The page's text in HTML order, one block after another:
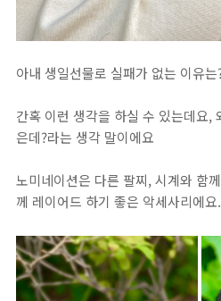
아내 생일선물로 실패가 없는 이유는
간혹 이런 생각을 하실 수 있는데요,
은데?라는 생각 말이에요
노미네이션은 다른 팔찌, 시계와 함
께 레이어드 하기 좋은 악세사리에요.